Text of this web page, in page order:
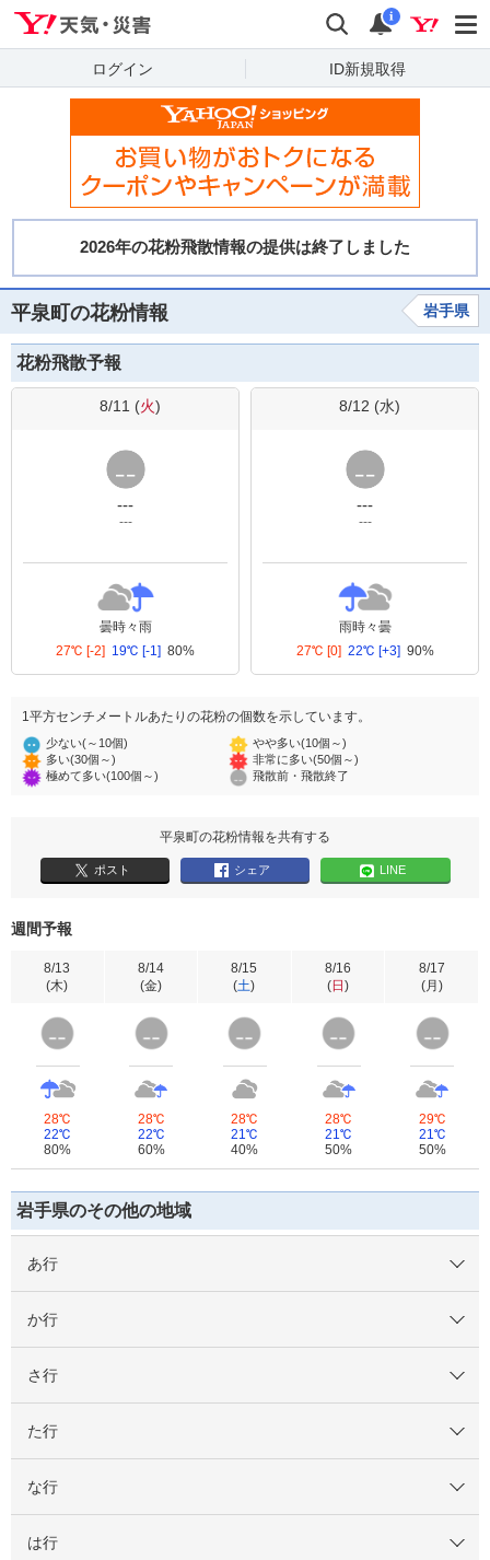
検索 通知
i
ログイン ID新規取得
平泉町の花粉情報 岩手県
花粉飛散予報
8/11 (火)
---
---
曇時々雨
27℃ [-2] 19℃ [-1] 80%
8/12 (水)
---
---
雨時々曇
27℃ [0] 22℃ [+3] 90%
1平方センチメートルあたりの花粉の個数を示しています。
少ない(～10個)
やや多い(10個～)
多い(30個～)
非常に多い(50個～)
極めて多い(100個～)
飛散前・飛散終了
平泉町の花粉情報を共有する
ポスト シェア LINE
週間予報
8/13
(木)
28℃
22℃
80%
8/14
(金)
28℃
22℃
60%
8/15
(土)
28℃
21℃
40%
8/16
(日)
28℃
21℃
50%
8/17
(月 )
29℃
21℃
50%
岩手県のその他の地域
あ行
か行
さ行
た行
な行
は行